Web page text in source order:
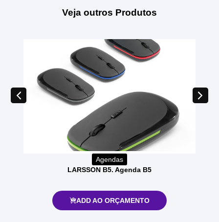
Veja outros Produtos
Agendas
LARSSON B5. Agenda B5
ADD AO ORÇAMENTO